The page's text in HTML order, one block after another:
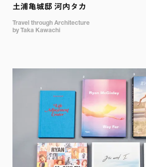
土浦亀城邸 河内タカ
Travel through Architecture
by Taka Kawachi